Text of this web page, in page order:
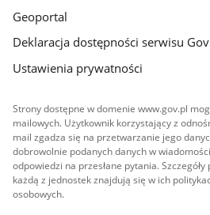
Geoportal
Deklaracja dostępności serwisu
Ustawienia prywatności
Strony dostępne w domenie www.gov.pl
mailowych. Użytkownik korzystający z
mail zgadza się na przetwarzanie jego
dobrowolnie podanych danych w
odpowiedzi na przesłane pytania.
każdą z jednostek znajdują się w ich
osobowych.